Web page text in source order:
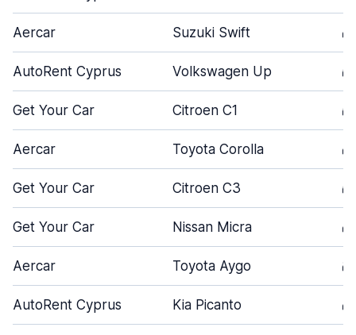
Aercar Suzuki Swift 4
AutoRent Cyprus Volkswagen Up 5
Get Your Car Citroen C1 5
Aercar Toyota Corolla 4
Get Your Car Citroen C3 5
Get Your Car Nissan Micra 4
Aercar Toyota Aygo 3
AutoRent Cyprus Kia Picanto 4